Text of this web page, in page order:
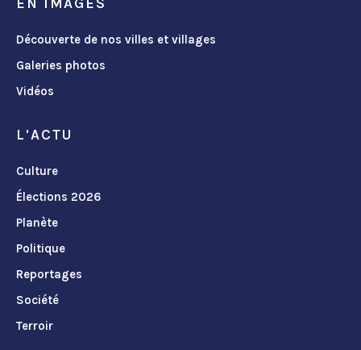
EN IMAGES
Découverte de nos villes et villages
Galeries photos
Vidéos
L'ACTU
Culture
Élections 2026
Planète
Politique
Reportages
Société
Terroir